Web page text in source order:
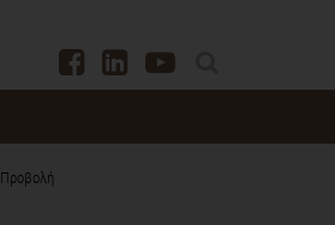
Προβολή